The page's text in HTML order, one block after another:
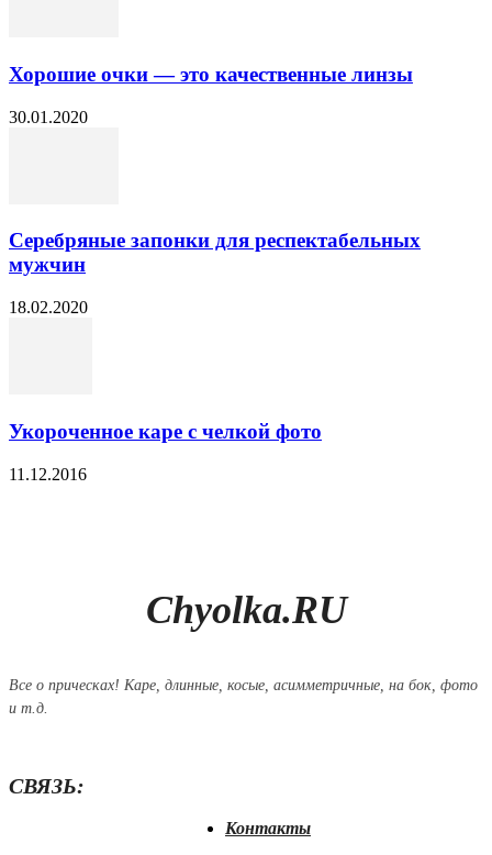
Хорошие очки — это качественные линзы
30.01.2020
Серебряные запонки для респектабельных
мужчин
18.02.2020
Укороченное каре с челкой фото
11.12.2016
Chyolka.RU
Все о прическах! Каре, длинные, косые, асимметричные, на бок, фото
и т.д.
СВЯЗЬ:
Контакты